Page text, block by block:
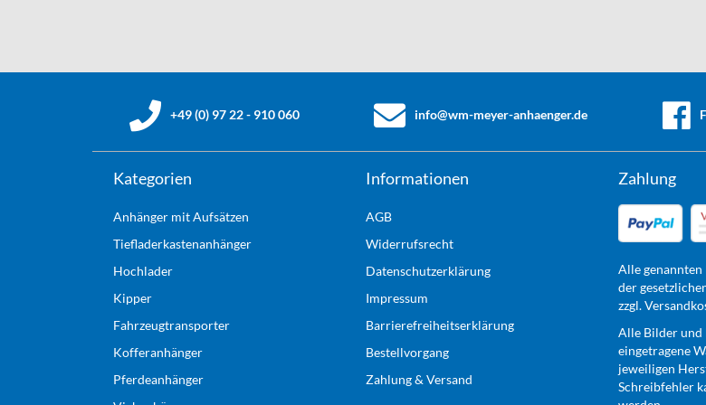
+49 (0) 97 22 - 910 060 info@wm-meyer-anhaenger.de
Kategorien
Anhänger mit Aufsätzen
Tiefladerkastenanhänger
Hochlader
Kipper
Fahrzeugtransporter
Kofferanhänger
Pferdeanhänger
Informationen
AGB
Widerrufsrecht
Datenschutzerklärung
Impressum
Barrierefreiheitserklärung
Bestellvorgang
Zahlung & Versand
Zahlung
Alle genannten
der
zzgl.
Alle Bilder und
eingetragene
jeweiligen
Schreibfehler